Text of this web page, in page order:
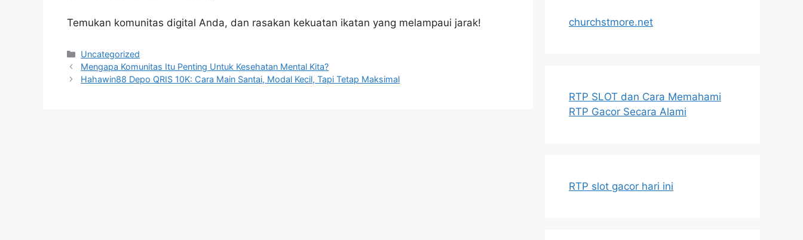
Temukan komunitas digital Anda, dan rasakan kekuatan ikatan yang melampaui jarak!
Categories
Uncategorized
Mengapa Komunitas Itu Penting Untuk Kesehatan Mental Kita?
Hahawin88 Depo QRIS 10K: Cara Main Santai, Modal Kecil, Tapi Tetap Maksimal
churchstmore.net
RTP SLOT dan Cara Memahami
RTP Gacor Secara Alami
RTP slot gacor hari ini